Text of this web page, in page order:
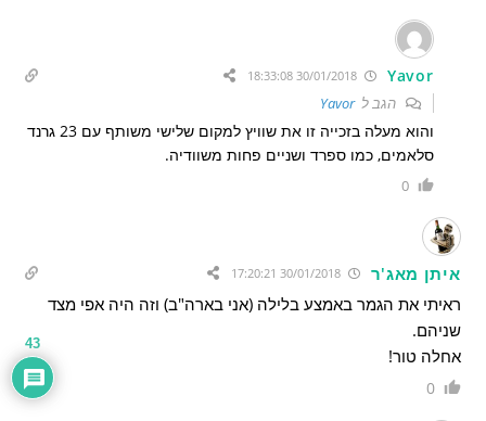
Yavor
הגב לYavor
והוא מעלה בזכייה זו את שוויץ למקום שלישי משותף עם 23 גרנד
סלאמים, כמו ספרד ושניים פחות משוודיה.
0
איתן מאג'ר 30/01/2018 17:20:21
ראיתי את הגמר באמצע בלילה (אני בארה"ב) וזה היה אפי מצד
שניהם.
אחלה טור!
0
43